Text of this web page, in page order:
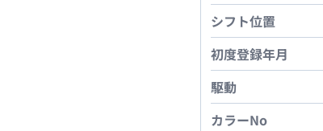
シフト位置
初度登録年月
駆動
カラーNo